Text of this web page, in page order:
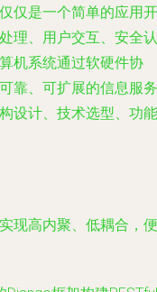
仅是一个简单的应用开
理、用户交互、安全认
机系统通过软硬件协
靠、可扩展的信息服务
设计、技术选型、功能
现高内聚、低耦合，便